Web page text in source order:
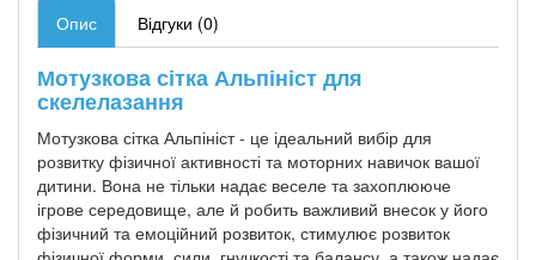
Опис Відгуки (0)
Мотузкова сітка Альпініст для
скелелазання
Мотузкова сітка Альпініст - це ідеальний вибір для
розвитку фізичної активності та моторних навичок вашої
дитини. Вона не тільки надає веселе та захоплююче
ігрове середовище, але й робить важливий внесок у його
фізичний та емоційний розвиток, стимулює розвиток